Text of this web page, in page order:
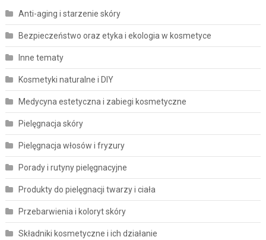
Anti-aging i starzenie skóry
Bezpieczeństwo oraz etyka i ekologia w kosmetyce
Inne tematy
Kosmetyki naturalne i DIY
Medycyna estetyczna i zabiegi kosmetyczne
Pielęgnacja skóry
Pielęgnacja włosów i fryzury
Porady i rutyny pielęgnacyjne
Produkty do pielęgnacji twarzy i ciała
Przebarwienia i koloryt skóry
Składniki kosmetyczne i ich działanie